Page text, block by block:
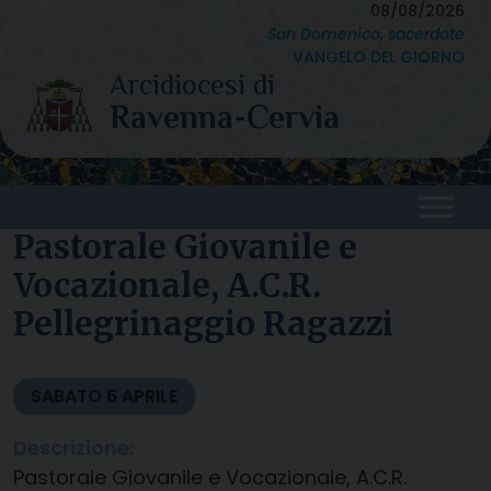
content
08/08/2026
San Domenico, sacerdote
VANGELO DEL GIORNO
Pastorale Giovanile e
Vocazionale, A.C.R.
Pellegrinaggio Ragazzi
SABATO 6 APRILE
Pastorale Giovanile e Vocazionale, A.C.R.